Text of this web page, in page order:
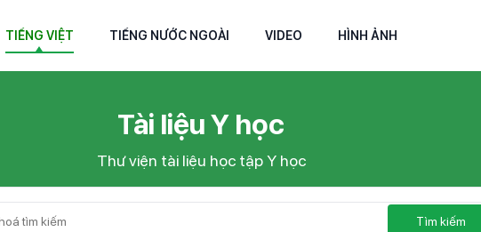
TIẾNG VIỆT TIẾNG NƯỚC NGOÀI VIDEO HÌNH ẢNH
Tài liệu Y học
Thư viện tài liệu học tập Y học
Tìm kiếm